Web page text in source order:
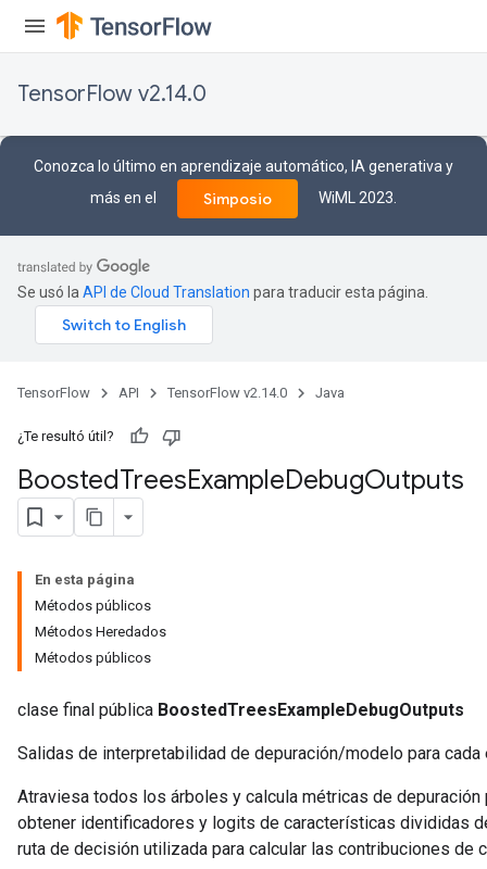
TensorFlow v2.14.0
Conozca lo último en aprendizaje automático, IA generativa y
más en el
Simposio WiML 2023.
Se usó la API de Cloud Translation para traducir esta página.
TensorFlow API TensorFlow v2.14.0 Java
¿Te resultó útil?
BoostedTreesExampleDebugOutputs
En esta página
Métodos públicos
Métodos Heredados
Métodos públicos
clase final pública BoostedTreesExampleDebugOutputs
Salidas de interpretabilidad de depuración/modelo para cada
Atraviesa todos los árboles y calcula métricas de
obtener identificadores y logits de características divididas
ruta de decisión utilizada para calcular las contribuciones de